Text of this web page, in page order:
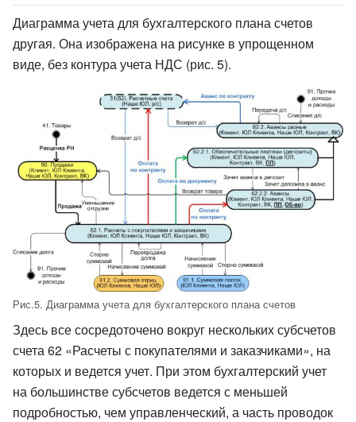
Диаграмма учета для бухгалтерского плана счетов
другая. Она изображена на рисунке в упрощенном
виде, без контура учета НДС (рис. 5).
Рис.5. Диаграмма учета для бухгалтерского плана счетов
Здесь все сосредоточено вокруг нескольких субсчетов
счета 62 «Расчеты с покупателями и заказчиками», на
которых и ведется учет. При этом бухгалтерский учет
на большинстве субсчетов ведется с меньшей
подробностью, чем управленческий, а часть проводок